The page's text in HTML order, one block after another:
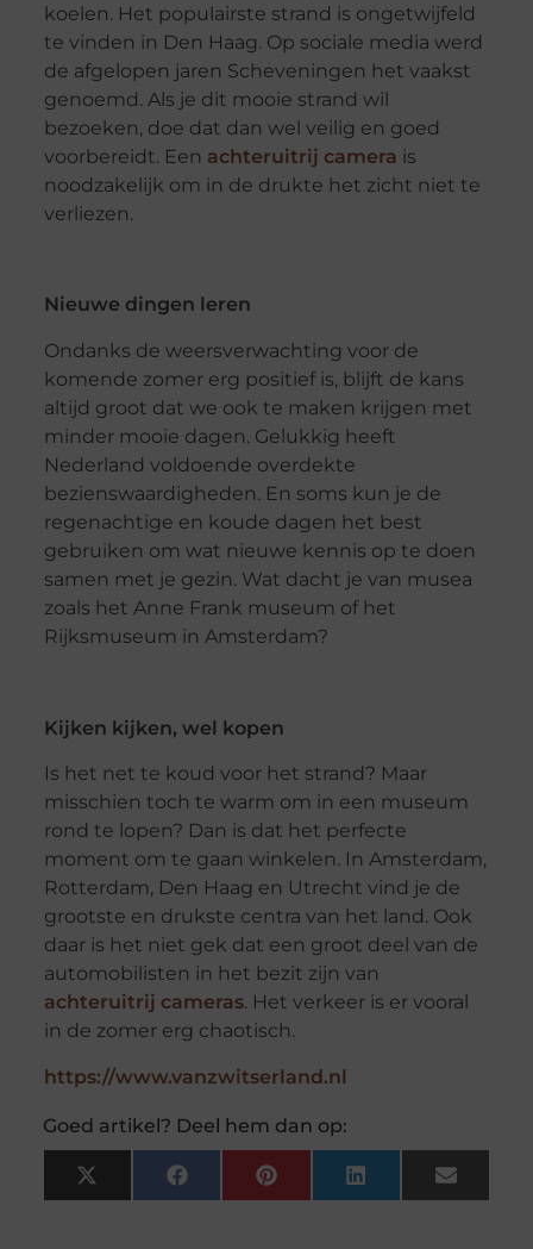
koelen. Het populairste strand is ongetwijfeld
te vinden in Den Haag. Op sociale media werd
de afgelopen jaren Scheveningen het vaakst
genoemd. Als je dit mooie strand wil
bezoeken, doe dat dan wel veilig en goed
voorbereidt. Een achteruitrij camera is
noodzakelijk om in de drukte het zicht niet te
verliezen.
Nieuwe dingen leren
Ondanks de weersverwachting voor de
komende zomer erg positief is, blijft de kans
altijd groot dat we ook te maken krijgen met
minder mooie dagen. Gelukkig heeft
Nederland voldoende overdekte
bezienswaardigheden. En soms kun je de
regenachtige en koude dagen het best
gebruiken om wat nieuwe kennis op te doen
samen met je gezin. Wat dacht je van musea
zoals het Anne Frank museum of het
Rijksmuseum in Amsterdam?
Kijken kijken, wel kopen
Is het net te koud voor het strand? Maar
misschien toch te warm om in een museum
rond te lopen? Dan is dat het perfecte
moment om te gaan winkelen. In Amsterdam,
Rotterdam, Den Haag en Utrecht vind je de
grootste en drukste centra van het land. Ook
daar is het niet gek dat een groot deel van de
automobilisten in het bezit zijn van
achteruitrij cameras. Het verkeer is er vooral
in de zomer erg chaotisch.
https://www.vanzwitserland.nl
Goed artikel? Deel hem dan op:
X
(Twitter)
FacebookPinterestLinkedInEmail